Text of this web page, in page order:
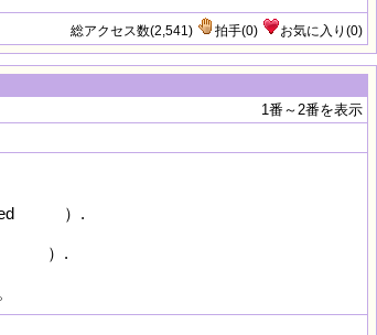
総アクセス数(2,541) 拍手(0) お気に入り (0)
1番～2番を表示
）.
）.